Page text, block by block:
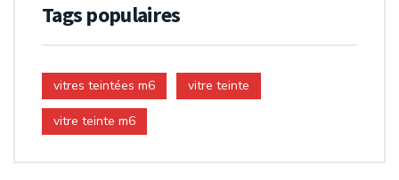
Tags populaires
vitres teintées m6 vitre teinte
vitre teinte m6